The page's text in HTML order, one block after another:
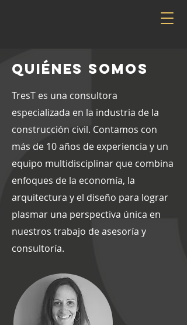
TresT es una consultora
especializada en la industria de la
construcción civil. Contamos con
más de 10 años de experiencia y un
equipo multidisciplinar que combina
enfoques de la economía, la
arquitectura y el diseño para lograr
plasmar una perspectiva única en
nuestros trabajo de asesoría y
consultoría.
QUIÉNES SOMOS